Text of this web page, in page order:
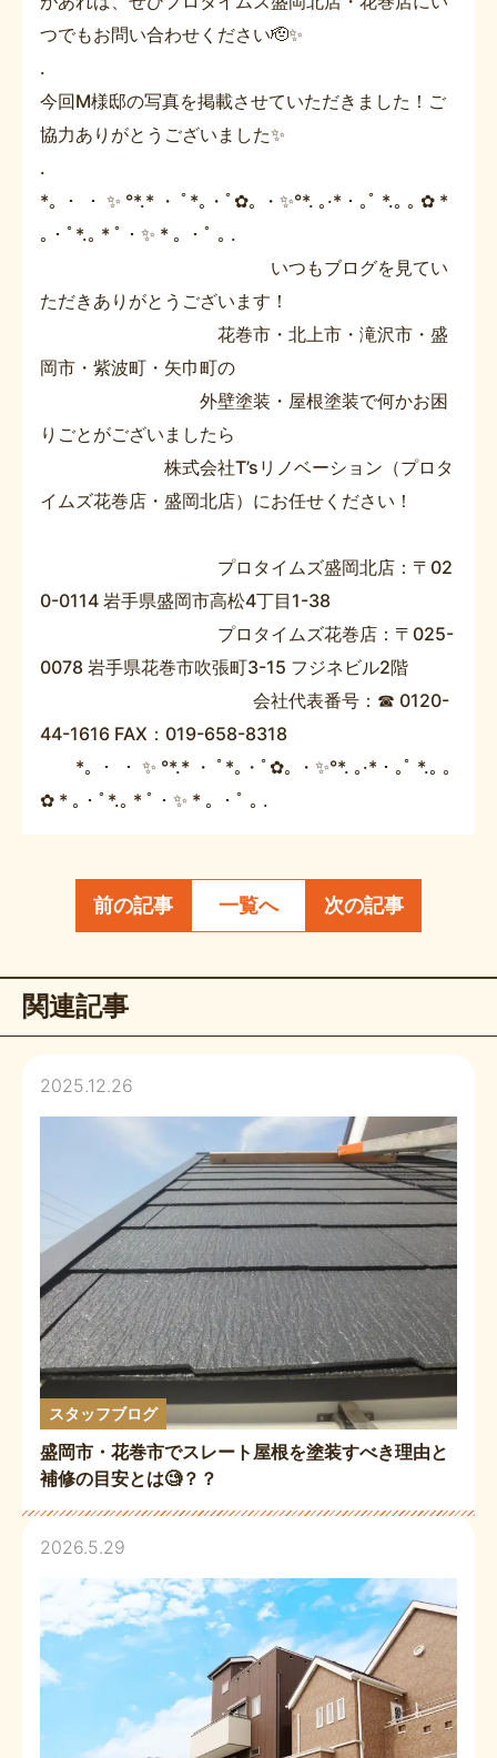
つでもお問い合わせください🫡✨
.
今回М様邸の写真を掲載させていただきました！ご
協力ありがとうございました✨
.
*｡ ・ ・ ✨ °*.* ・ ﾟ*｡・ﾟ✿｡ ・✨°*. ｡·*・｡ﾟ *.｡ ｡ ✿ *
｡・ﾟ*.｡ * ﾟ・✨ * ｡ ・ﾟ ｡ .
いつもブログを見てい
ただきありがとうございます！
花巻市・北上市・滝沢市・盛
岡市・紫波町・矢巾町の
外壁塗装・屋根塗装で何かお困
りごとがございましたら
株式会社T’sリノベーション（プロタ
イムズ花巻店・盛岡北店）にお任せください！
プロタイムズ盛岡北店：〒02
0-0114 岩手県盛岡市高松4丁目1-38​
プロタイムズ花巻店：〒025-
0078 岩手県花巻市吹張町3-15 フジネビル2階​
会社代表番号：☎ 0120-
44-1616 FAX：019-658-8318
*｡ ・ ・ ✨ °*.* ・ ﾟ*｡・ﾟ✿｡ ・✨°*. ｡·*・｡ﾟ *.｡ ｡
✿ * ｡・ﾟ*.｡ * ﾟ・✨ * ｡ ・ﾟ ｡ .
前の記事 一覧へ 次の記事
関連記事
2025.12.26
スタッフブログ
盛岡市・花巻市でスレート屋根を塗装すべき理由と
補修の目安とは🧐？？
2026.5.29